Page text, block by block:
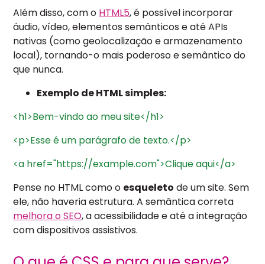
Além disso, com o HTML5, é possível incorporar
áudio, vídeo, elementos semânticos e até APIs
nativas (como geolocalização e armazenamento
local), tornando-o mais poderoso e semântico do
que nunca.
Exemplo de HTML simples:
<h1>Bem-vindoao meusite</h1>
<p>Esseéum parágrafode texto.</p>
<a href="https://example.com">Cliqueaqui</a>
Pense no HTML como o esqueleto de um site. Sem
ele, não haveria estrutura. A semântica correta
melhora o SEO, a acessibilidade e até a integração
com dispositivos assistivos.